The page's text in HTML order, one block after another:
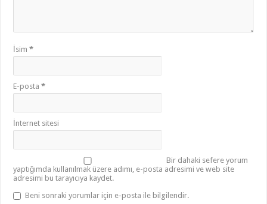
İsim*
E-posta*
İnternet sitesi
Bir dahaki sefere yorum
yaptığımda kullanılmak üzere adımı, e-posta adresimi ve web site
adresimi bu tarayıcıya kaydet.
Beni sonraki yorumlar için e-posta ile bilgilendir.